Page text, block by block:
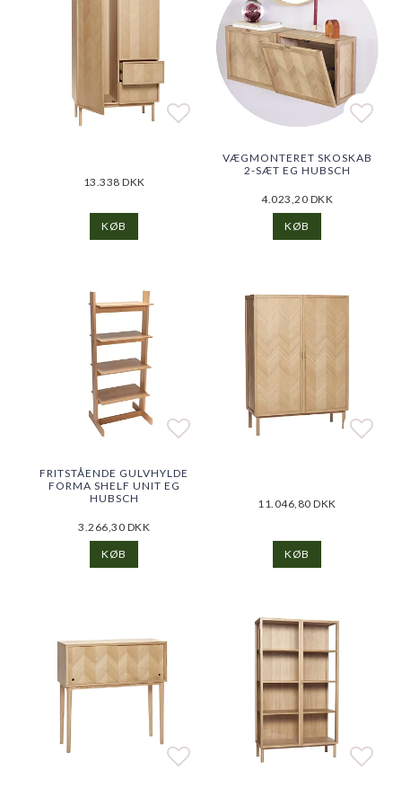
Add to list of
Add to list of
13.338 DKK
KØB
Add
Add
VÆGMONTERET SKOSKAB
2-SÆT EG HUBSCH
4.023,20 DKK
KØB
Add to list of
Add to list of
FRITSTÅENDE GULVHYLDE
FORMA SHELF UNIT EG
HUBSCH
3.266,30 DKK
KØB
11.046,80 DKK
KØB